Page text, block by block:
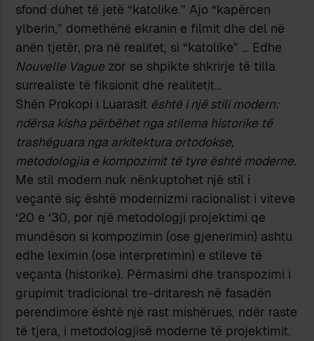
sfond duhet të jetë “katolike.” Ajo “kapërcen
ylberin,” domethënë ekranin e filmit dhe del në
anën tjetër, pra në realitet, si “katolike” … Edhe
Nouvelle Vague zor se shpikte shkrirje të tilla
surrealiste të fiksionit dhe realitetit…
Shën Prokopi i Luarasit është i një stili modern:
ndërsa kisha përbëhet nga stilema historike të
trashëguara nga arkitektura ortodokse,
metodologjia e kompozimit të tyre është moderne.
Me stil modern nuk nënkuptohet një stil i
veçantë siç është modernizmi racionalist i viteve
‘20 e ‘30, por një metodologji projektimi qe
mundëson si kompozimin (ose gjenerimin) ashtu
edhe leximin (ose interpretimin) e stileve të
veçanta (historike). Përmasimi dhe transpozimi i
grupimit tradicional tre-dritaresh në fasadën
perendimore është një rast mishërues, ndër raste
të tjera, i metodologjisë moderne të projektimit.